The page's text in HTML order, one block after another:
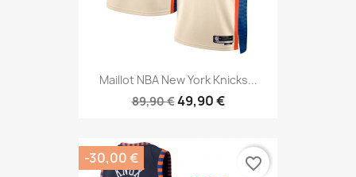
Maillot NBA New York Knicks...
89,90 €49,90 €
-30,00 € favorite_border